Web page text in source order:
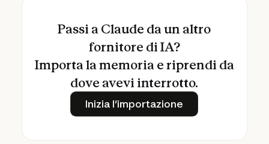
Passi a Claude da un altro
fornitore di IA?
Importa la memoria e riprendi da
dove avevi interrotto.
Inizia l'importazione
Inizia l'importazione